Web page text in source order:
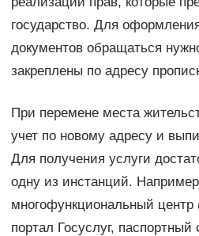
государство. Для
документов обращаться
закреплены по адресу
При перемене места
учет по новому адресу и
Для получения услуги
одну из инстанций.
многофункциональный
портал Госуслуг,